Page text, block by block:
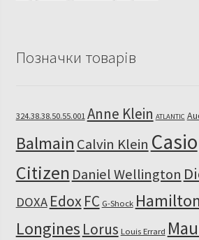
Позначки товарів
324.38.38.50.55.001 Anne Klein ATLANTIC
Balmain Calvin Klein Casio
Citizen Daniel Wellington
DOXA EdoxFC G-Shock Hamilton
Longines Lorus Louis Errard